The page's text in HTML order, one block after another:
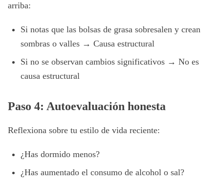
arriba:
Si notas que las bolsas de grasa sobresalen y crean
sombras o valles → Causa estructural
Si no se observan cambios significativos → No es
causa estructural
Paso 4: Autoevaluación honesta
Reflexiona sobre tu estilo de vida reciente:
¿Has dormido menos?
¿Has aumentado el consumo de alcohol o sal?